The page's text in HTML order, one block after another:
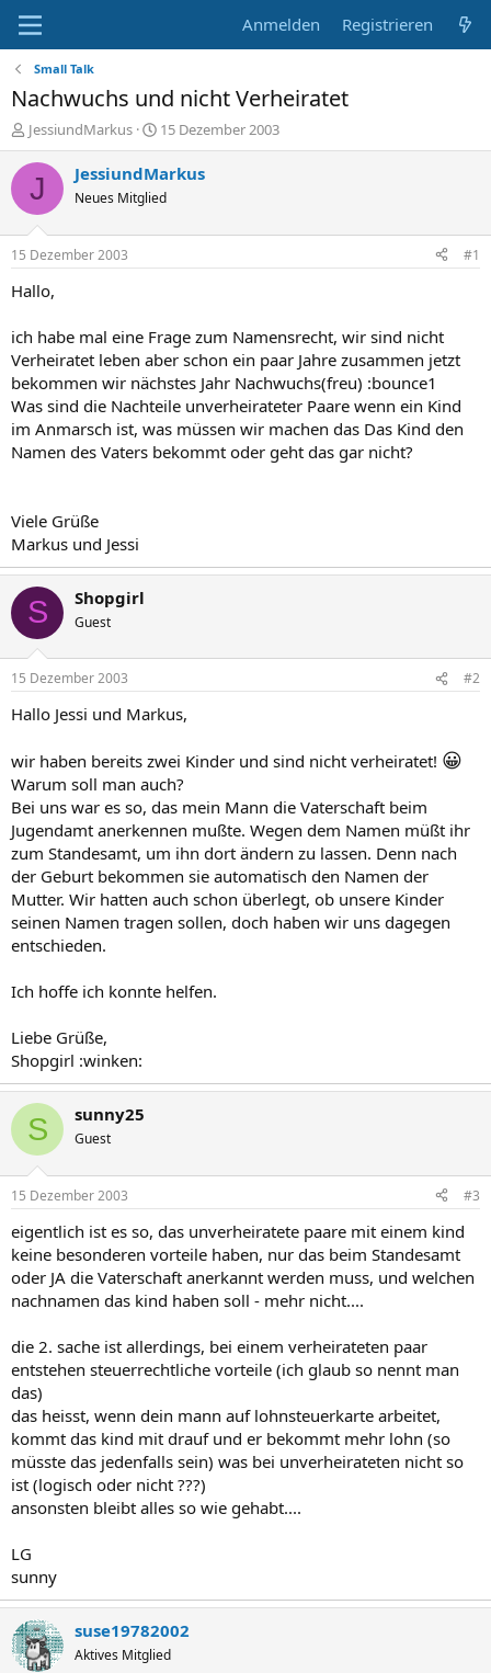
Anmelden Registrieren
Small Talk
Nachwuchs und nicht Verheiratet
E
r
s
e
r
JessiundMarkus
E
r
s
e
t
15 Dezember 2003
J JessiundMarkus
Neues Mitglied
15 Dezember 2003 #1
Hallo,
ich habe mal eine Frage zum Namensrecht, wir sind nicht
Verheiratet leben aber schon ein paar Jahre zusammen jetzt
bekommen wir nächstes Jahr Nachwuchs(freu) :bounce1
Was sind die Nachteile unverheirateter Paare wenn ein Kind
im Anmarsch ist, was müssen wir machen das Das Kind den
Namen des Vaters bekommt oder geht das gar nicht?
Viele Grüße
Markus und Jessi
S Shopgirl
Guest
15 Dezember 2003 #2
Hallo Jessi und Markus,
wir haben bereits zwei Kinder und sind nicht verheiratet! 😀
Warum soll man auch?
Bei uns war es so, das mein Mann die Vaterschaft beim
Jugendamt anerkennen mußte. Wegen dem Namen müßt ihr
zum Standesamt, um ihn dort ändern zu lassen. Denn nach
der Geburt bekommen sie automatisch den Namen der
Mutter. Wir hatten auch schon überlegt, ob unsere Kinder
seinen Namen tragen sollen, doch haben wir uns dagegen
entschieden.
Ich hoffe ich konnte helfen.
Liebe Grüße,
Shopgirl :winken:
S sunny25
Guest
15 Dezember 2003 #3
eigentlich ist es so, das unverheiratete paare mit einem kind
keine besonderen vorteile haben, nur das beim Standesamt
oder JA die Vaterschaft anerkannt werden muss, und welchen
nachnamen das kind haben soll - mehr nicht....
die 2. sache ist allerdings, bei einem verheirateten paar
entstehen steuerrechtliche vorteile (ich glaub so nennt man
das)
das heisst, wenn dein mann auf lohnsteuerkarte arbeitet,
kommt das kind mit drauf und er bekommt mehr lohn (so
müsste das jedenfalls sein) was bei unverheirateten nicht so
ist (logisch oder nicht ???)
ansonsten bleibt alles so wie gehabt....
LG
sunny
suse19782002
Aktives Mitglied